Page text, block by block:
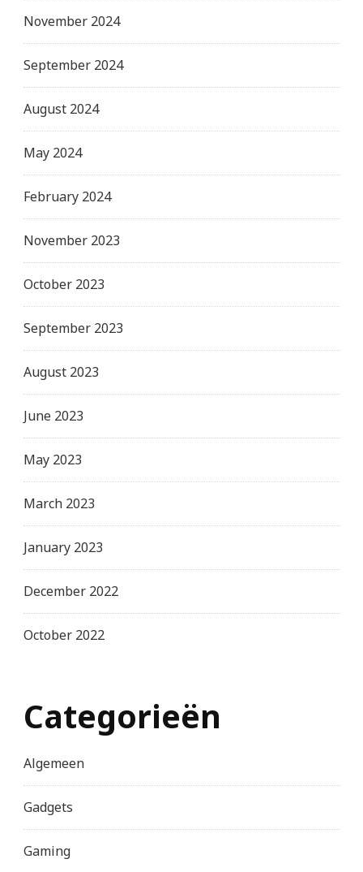
November 2024
September 2024
August 2024
May 2024
February 2024
November 2023
October 2023
September 2023
August 2023
June 2023
May 2023
March 2023
January 2023
December 2022
October 2022
Categorieën
Algemeen
Gadgets
Gaming